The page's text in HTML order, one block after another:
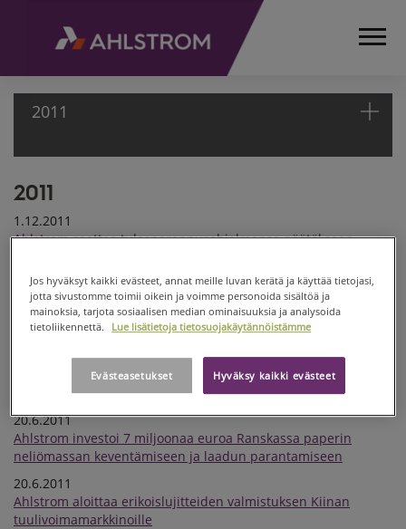
2011
ETUSIVU
TIEDOTTEET
2011
1.12.2011
Ahlstrom saattaa tulosparannusohjelmansa päätökseen
Ahlstrom jatkaa tulosparannusohjelmaansa
22.9.2011
Ahlstromin Mozzaten tehtaalla Italiassa tulipalo
Ahlstrom liittyi World Business Council for Sustainable
Development -järjestön jäseneksi
20.6.2011
Ahlstrom investoi 7 miljoonaa euroa Ranskassa paperin
neliömassan keventämiseen ja laadun parantamiseen
20.6.2011
Ahlstrom aloittaa erikoislujitteiden valmistuksen Kiinan
tuulivoimamarkkinoille
Jos hyväksyt kaikki evästeet, annat meille luvan kerätä ja käyttää tietojasi,
jotta sivustomme toimii oikein ja voimme personoida sisältöä ja
mainoksia, tarjota sosiaalisen median ominaisuuksia ja analysoida
tietoliikennettä.
Lue lisätietoja tietosuojakäytännöistämme
Hyväksy kaikki evästeet
Evästeasetukset